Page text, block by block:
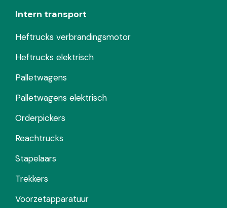
Intern transport
Heftrucks verbrandingsmotor
Heftrucks elektrisch
Palletwagens
Palletwagens elektrisch
Orderpickers
Reachtrucks
Stapelaars
Trekkers
Voorzetapparatuur